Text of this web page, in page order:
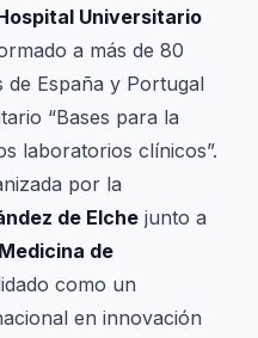
Universitario
a más de 80
España y Portugal
“Bases para la
laboratorios clínicos”.
por la
de Elche junto a
de
como un
en innovación